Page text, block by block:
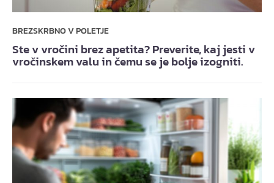
BREZSKRBNO V POLETJE
Ste v vročini brez apetita? Preverite, kaj jesti v
vročinskem valu in čemu se je bolje izogniti.